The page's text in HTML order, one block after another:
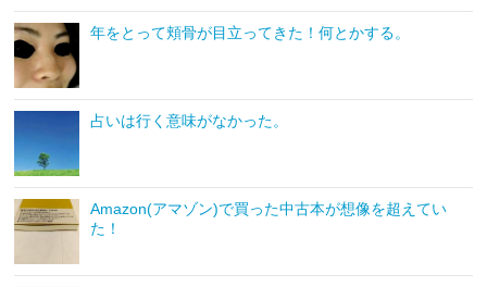
年をとって頬骨が目立ってきた！何とかする。
占いは行く意味がなかった。
Amazon(アマゾン)で買った中古本が想像を超えてい
た！